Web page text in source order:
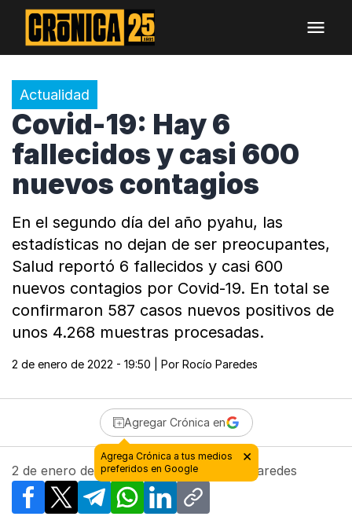
Actualidad
Covid-19: Hay 6
fallecidos y casi 600
nuevos contagios
En el segundo día del año pyahu, las
estadísticas no dejan de ser preocupantes,
Salud reportó 6 fallecidos y casi 600
nuevos contagios por Covid-19. En total se
confirmaron 587 casos nuevos positivos de
unos 4.268 muestras procesadas.
2 de enero de 2022 - 19:50 | Por Rocío Paredes
Agregar Crónica en
2 de enero de 2022 - 19:50| Por Rocío Paredes
Facebook
X TelegramWhatsApp
LinkedInCopy link